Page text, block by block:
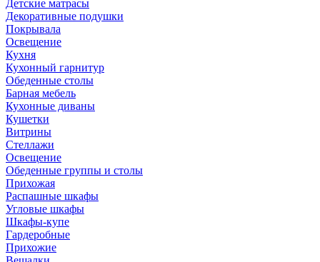
Детские матрасы
Декоративные подушки
Покрывала
Освещение
Кухня
Кухонный гарнитур
Обеденные столы
Барная мебель
Кухонные диваны
Кушетки
Витрины
Стеллажи
Освещение
Обеденные группы и столы
Прихожая
Распашные шкафы
Угловые шкафы
Шкафы-купе
Гардеробные
Прихожие